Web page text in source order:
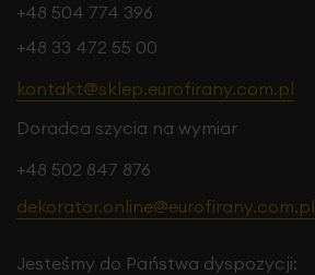
+48 504 774 396
+48 33 472 55 00
kontakt@sklep.eurofirany.com.pl
Doradca szycia na wymiar
+48 502 847 876
dekorator.online@eurofirany.com.pl
Jesteśmy do Państwa dyspozycji: